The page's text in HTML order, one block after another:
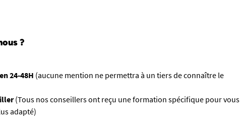
?
24-48H (aucune mention ne permettra à un tiers de connaître le
(Tous nos conseillers ont reçu une formation spécifique pour vous
adapté)